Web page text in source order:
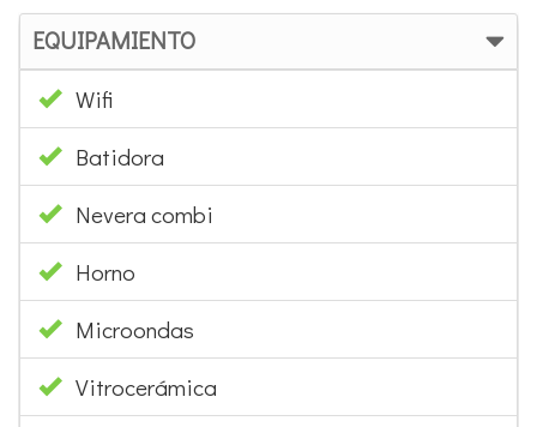
EQUIPAMIENTO
Wifi
Batidora
Nevera combi
Horno
Microondas
Vitrocerámica